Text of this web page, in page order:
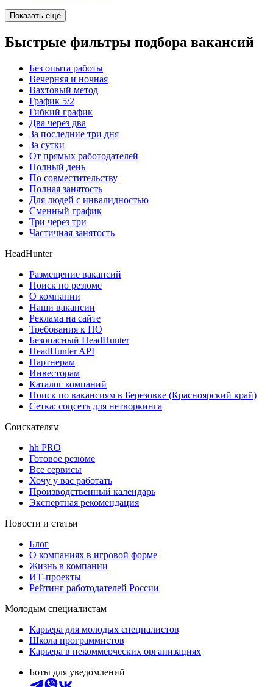
Показать ещё
Быстрые фильтры подбора вакансий
Без опыта работы
Вечерняя и ночная
Вахтовый метод
График 5/2
Гибкий график
Два через два
За последние три дня
За сутки
От прямых работодателей
Полный день
По совместительству
Полная занятость
Для людей с инвалидностью
Сменный график
Три через три
Частичная занятость
HeadHunter
Размещение вакансий
Поиск по резюме
О компании
Наши вакансии
Реклама на сайте
Требования к ПО
Безопасный HeadHunter
HeadHunter API
Партнерам
Инвесторам
Каталог компаний
Поиск по вакансиям в Березовке (Красноярский край)
Сетка: соцсеть для нетворкинга
Соискателям
hh PRO
Готовое резюме
Все сервисы
Хочу у вас работать
Производственный календарь
Экспертная рекомендация
Новости и статьи
Блог
О компаниях в игровой форме
Жизнь в компании
ИТ-проекты
Рейтинг работодателей России
Молодым специалистам
Карьера для молодых специалистов
Школа программистов
Карьера в некоммерческих организациях
Боты для уведомлений